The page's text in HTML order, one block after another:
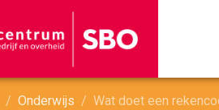
Onderwijs Wat doet een